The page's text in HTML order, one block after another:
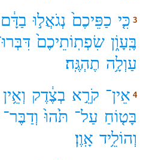
3 כִּ֤י כַפֵּיכֶם֙ נְגֹאֲל֣וּ בַדָּ֔ם
בֶּֽעָוֹ֑ן שִׂפְתֽוֹתֵיכֶם֙
עַוְלָ֥ה תֶהְגֶּֽה׃
4 אֵין־ קֹרֵ֣א בְצֶ֔דֶק וְאֵ֥ין
בָּט֤וֹחַ עַל־ תֹּ֙הוּ֙ וְדַבֶּר־
וְהוֹלֵ֥יד אָֽוֶן׃